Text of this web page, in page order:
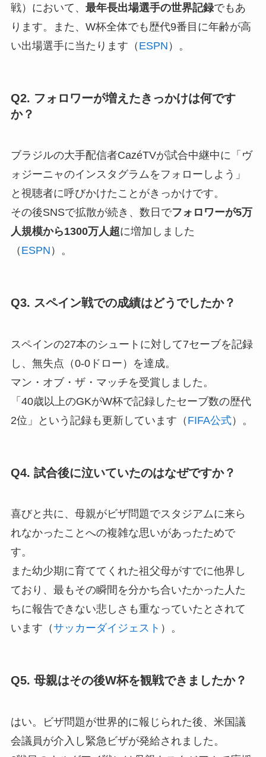
戦）において、 最年長出場選手の世界記録でもあ
ります。また、W杯全体でも歴代9番目に年齢が高
い出場選手に当たります（ ESPN ）。
Q2. フォロワーが増えたきっかけは何です
か？
ブラジルの大手配信者CazéTVが試合中継中に「ヴ
ォジーニャのインスタグラムをフォローしよう」
と視聴者に呼びかけたことがきっかけです。
その後SNSで拡散が続き、数日でフォロワーが5万
人規模から1300万人超に増加しました
（ ESPN ）。
Q3. スペイン戦での成績はどうでしたか？
スペインの27本のシュートに対して7セーブを記録
し、無失点（0-0ドロー）を達成。
マン・オブ・ザ・マッチを受賞しました。
「40歳以上のGKがW杯で記録したセーブ数の歴代
2位」という記録も更新しています（ FIFA公式）。
Q4. 試合後に泣いていたのはなぜですか？
喜びと共に、母親がビザ問題でスタジアムに来ら
れなかったことへの複雑な思いがあったためで
す。
また幼少期に育ててくれた祖父母がすでに他界し
ており、最もその瞬間を分かち合いたかった人た
ちに報告できない悲しさも重なっていたとされて
います（サッカーダイジェスト ）。
Q5. 母親はその後W杯を観戦できましたか？
はい。ビザ問題が世界的に報じられた後、米国議
会議員が介入し緊急ビザが発給されました。